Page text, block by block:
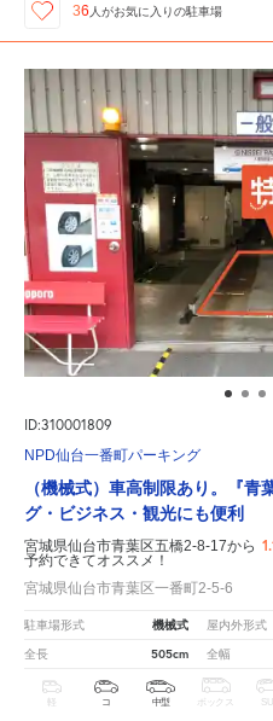
36 人がお気に入りの駐車場
ID:310001809
NPD仙台一番町パーキング
（機械式）車高制限あり。『
グ・ビジネス・観光にも便利
宮城県仙台市青葉区五橋2-8-17から
予約できてオススメ！
宮城県仙台市青葉区一番町2-5-6
駐車場形式 機械式 屋内外形式
全長 505cm 全幅
軽 コ 中型 ボックス